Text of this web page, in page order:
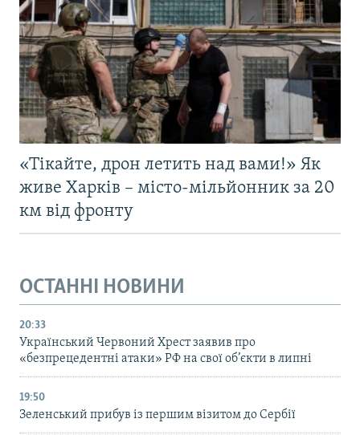
«Тікайте, дрон летить над вами!» Як
живе Харків – місто-мільйонник за 20
км від фронту
ОСТАННІ НОВИНИ
20:33
Український Червоний Хрест заявив про
«безпрецедентні атаки» РФ на свої об’єкти в липні
19:50
Зеленський прибув із першим візитом до Сербії